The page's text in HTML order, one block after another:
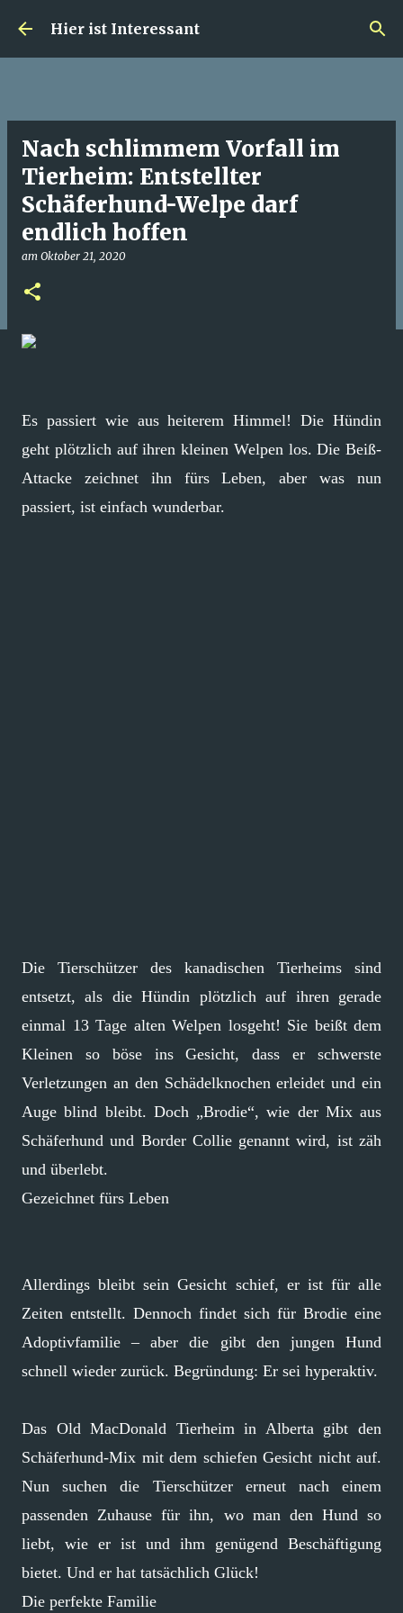
Direkt zum Hauptbereich
Hier ist Interessant
Nach schlimmem Vorfall im
Tierheim: Entstellter
Schäferhund-Welpe darf
endlich hoffen
am Oktober 21, 2020
Es passiert wie aus heiterem Himmel! Die Hündin
geht plötzlich auf ihren kleinen Welpen los. Die Beiß-
Attacke zeichnet ihn fürs Leben, aber was nun
passiert, ist einfach wunderbar.
Die Tierschützer des kanadischen Tierheims sind
entsetzt, als die Hündin plötzlich auf ihren gerade
einmal 13 Tage alten Welpen losgeht! Sie beißt dem
Kleinen so böse ins Gesicht, dass er schwerste
Verletzungen an den Schädelknochen erleidet und ein
Auge blind bleibt. Doch „Brodie“, wie der Mix aus
Schäferhund und Border Collie genannt wird, ist zäh
und überlebt.
Gezeichnet fürs Leben
Allerdings bleibt sein Gesicht schief, er ist für alle
Zeiten entstellt. Dennoch findet sich für Brodie eine
Adoptivfamilie – aber die gibt den jungen Hund
schnell wieder zurück. Begründung: Er sei hyperaktiv.
Das Old MacDonald Tierheim in Alberta gibt den
Schäferhund-Mix mit dem schiefen Gesicht nicht auf.
Nun suchen die Tierschützer erneut nach einem
passenden Zuhause für ihn, wo man den Hund so
liebt, wie er ist und ihm genügend Beschäftigung
bietet. Und er hat tatsächlich Glück!
Die perfekte Familie